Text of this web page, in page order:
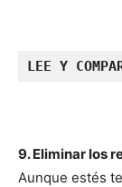
LEE Y
9. Eliminar los
Aunque estés